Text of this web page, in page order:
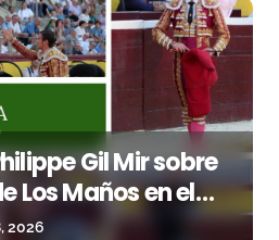
Gil Mir sobre
Los Maños en el
2026